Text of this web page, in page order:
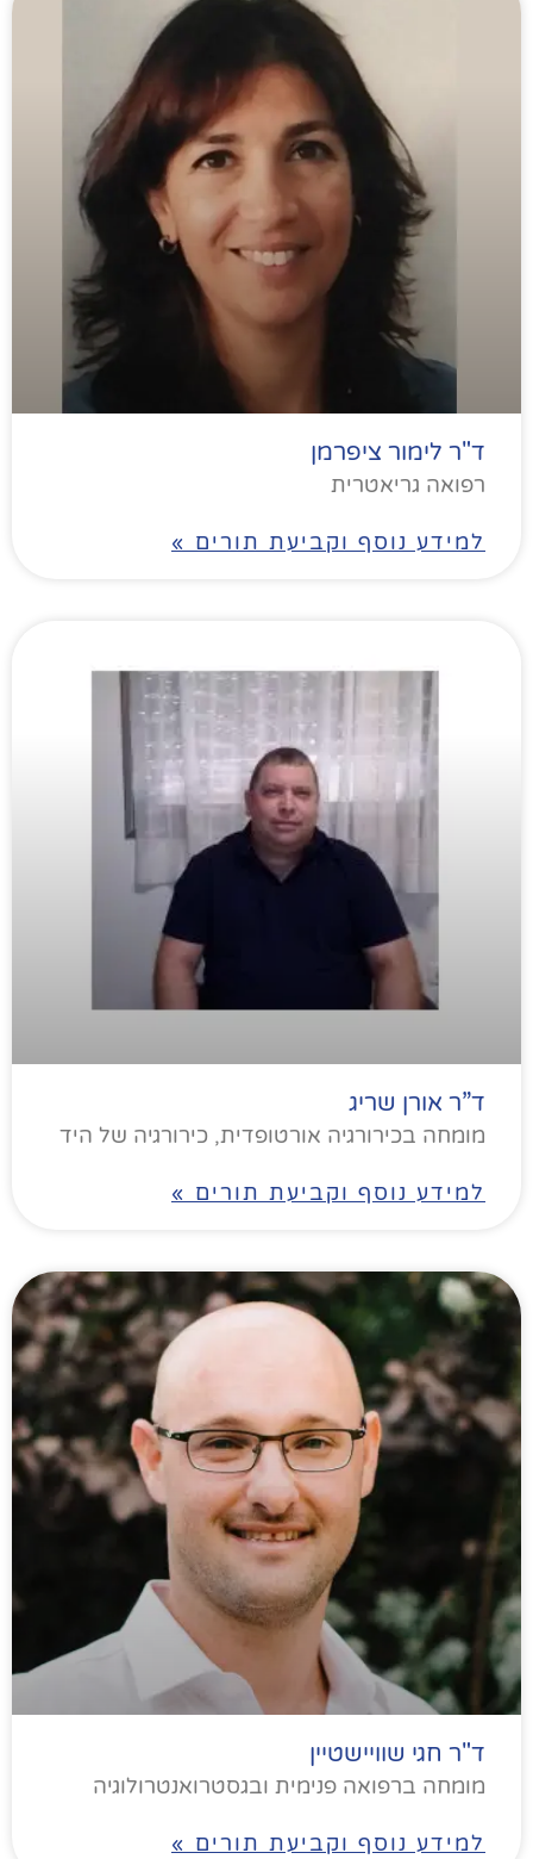
ד"ר לימור ציפרמן
רפואה גריאטרית
למידע נוסף וקביעת תורים »
ד”ר אורן שריג
מומחה בכירורגיה אורטופדית, כירורגיה של היד
למידע נוסף וקביעת תורים »
ד"ר חגי שוויישטיין
מומחה ברפואה פנימית ובגסטרואנטרולוגיה
למידע נוסף וקביעת תורים »